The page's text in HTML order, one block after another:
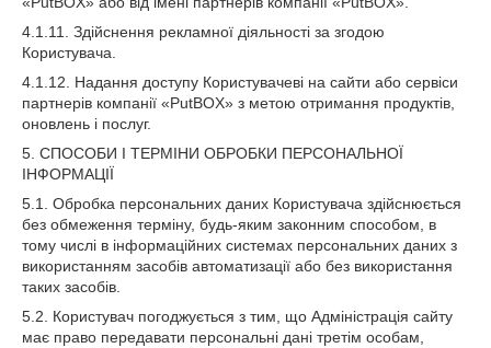
4.1.11. Здійснення рекламної діяльності за згодою
Користувача.
4.1.12. Надання доступу Користувачеві на сайти або сервіси
партнерів компанії «PutBOX» з метою отримання продуктів,
оновлень і послуг.
5. СПОСОБИ І ТЕРМІНИ ОБРОБКИ ПЕРСОНАЛЬНОЇ
ІНФОРМАЦІЇ
5.1. Обробка персональних даних Користувача здійснюється
без обмеження терміну, будь-яким законним способом, в
тому числі в інформаційних системах персональних даних з
використанням засобів автоматизації або без використання
таких засобів.
5.2. Користувач погоджується з тим, що Адміністрація сайту
має право передавати персональні дані третім особам,